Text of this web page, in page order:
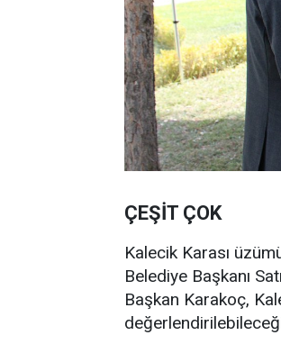
ÇEŞİT ÇOK
Kalecik Karası
Belediye Başkanı
Başkan Karakoç,